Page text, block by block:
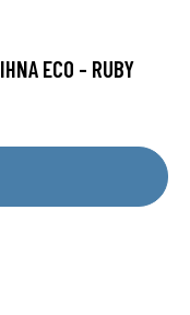
ECO - RUBY